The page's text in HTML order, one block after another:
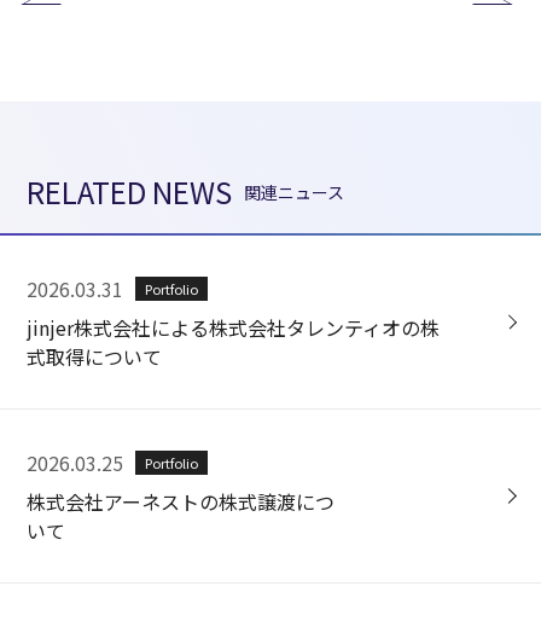
RELATED NEWS 関連ニュース
2026.03.31 Portfolio
jinjer株式会社による株式会社タレンティオの株
式取得について
2026.03.25 Portfolio
株式会社アーネストの株式譲渡につ
いて